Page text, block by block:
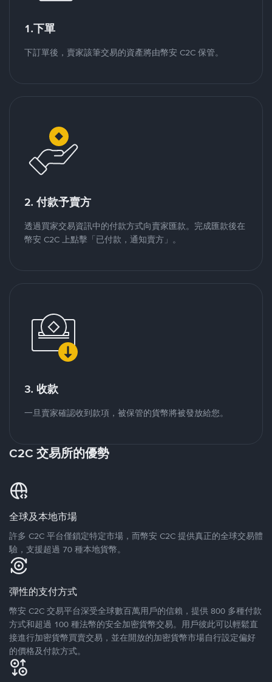
1.下單
下訂單後，賣家該筆交易的資產將由幣安 C2C 保管。
2. 付款予賣方
透過買家交易資訊中的付款方式向賣家匯款。完成匯款後在
幣安 C2C 上點擊「已付款，通知賣方」。
3. 收款
一旦賣家確認收到款項，被保管的貨幣將被發放給您。
C2C 交易所的優勢
全球及本地市場
許多 C2C 平台僅鎖定特定市場，而幣安 C2C 提供真正的全球交易體
驗，支援超過 70 種本地貨幣。
彈性的支付方式
幣安 C2C 交易平台深受全球數百萬用戶的信賴，提供 800 多種付款
方式和超過 100 種法幣的安全加密貨幣交易。用戶彼此可以輕鬆直
接進行加密貨幣買賣交易，並在開放的加密貨幣市場自行設定偏好
的價格及付款方式。